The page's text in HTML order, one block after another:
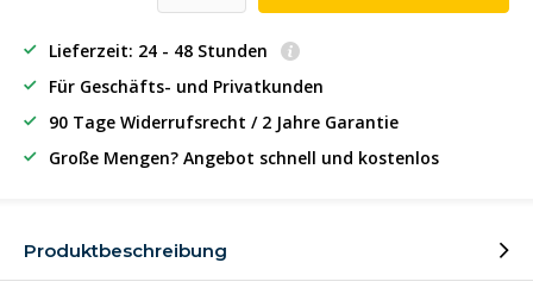
Lieferzeit: 24 - 48 Stunden
Für Geschäfts- und Privatkunden
90 Tage Widerrufsrecht / 2 Jahre Garantie
Große Mengen? Angebot schnell und kostenlos
Produktbeschreibung